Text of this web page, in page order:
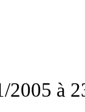
2005 à